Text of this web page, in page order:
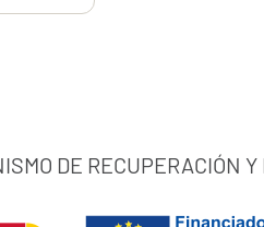
DE RECUPERACIÓN